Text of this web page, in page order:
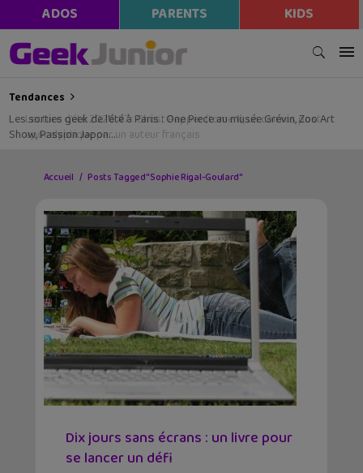
ADOS PARENTS KIDS
Tendances
Les sorties geek de l’été à Paris : One Piece au musée Grévin, Zoo Art
Show, Passion Japon…
Accueil Posts Tagged "Sophie Rigal-Goulard"
Dix jours sans écrans : un livre pour
se lancer un défi